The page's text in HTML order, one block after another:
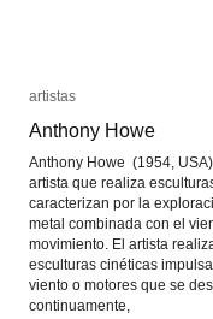
artistas
Anthony Howe
Anthony Howe (1954,
artista que realiza
caracterizan por la
metal combinada con el
movimiento. El artista
esculturas cinéticas
viento o motores que se
continuamente,
artistas
Anthony Howe